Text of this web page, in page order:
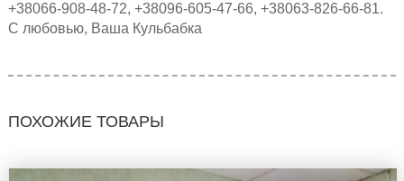
+38066-908-48-72, +38096-605-47-66, +38063-826-66-81.
С любовью, Ваша Кульбабка
ПОХОЖИЕ ТОВАРЫ